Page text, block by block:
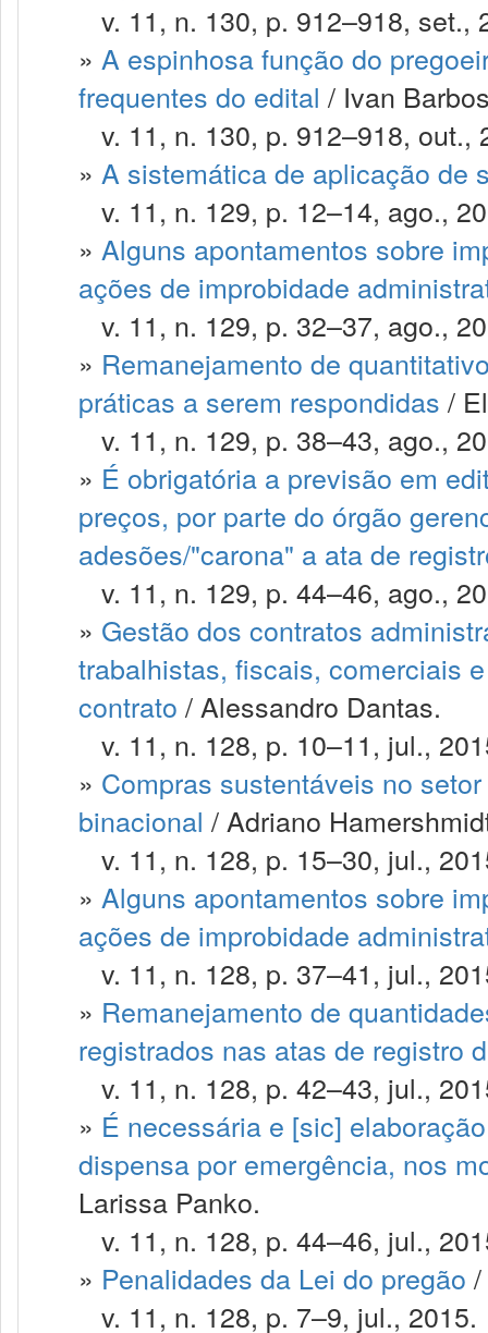
v. 11, n. 130, p. 912–918, set.,
» A espinhosa função do
frequentes do edital / Ivan
v. 11, n. 130, p. 912–918, out.,
» A sistemática de aplicação de
v. 11, n. 129, p. 12–14, ago.,
» Alguns apontamentos sobre
ações de improbidade
v. 11, n. 129, p. 32–37, ago.,
» Remanejamento de
práticas a serem respondidas /
v. 11, n. 129, p. 38–43, ago.,
» É obrigatória a previsão em
preços, por parte do órgão
adesões/"carona" a ata de
v. 11, n. 129, p. 44–46, ago.,
» Gestão dos contratos
trabalhistas, fiscais, comerciais
contrato / Alessandro Dantas.
v. 11, n. 128, p. 10–11, jul.,
» Compras sustentáveis no
binacional / Adriano
v. 11, n. 128, p. 15–30, jul.,
» Alguns apontamentos sobre
ações de improbidade
v. 11, n. 128, p. 37–41, jul.,
» Remanejamento de
registrados nas atas de registro
v. 11, n. 128, p. 42–43, jul.,
» É necessária e [sic]
dispensa por emergência, nos
Larissa Panko.
v. 11, n. 128, p. 44–46, jul.,
» Penalidades da Lei do pregão
v. 11, n. 128, p. 7–9, jul., 2015.